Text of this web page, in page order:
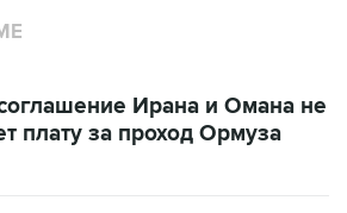
Ирана и Омана не
плату за проход Ормуза